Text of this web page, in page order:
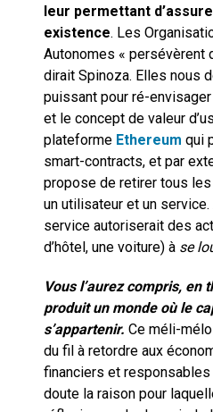
leur permettant
existence. Les
Autonomes « persévèrent
dirait Spinoza. Elles nous
puissant pour ré-
et le concept de valeur
plateforme Ethereum qui
smart-contracts, et par
propose de retirer tous
un utilisateur et un
service autoriserait des
d’hôtel, une voiture) à se
Vous l’aurez compris, en
produit un monde où le
s’appartenir. Ce méli-
du fil à retordre aux
financiers et responsables
doute la raison pour